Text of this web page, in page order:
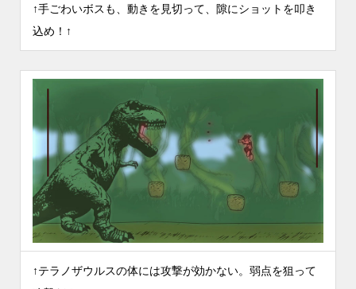
↑手ごわいボスも、動きを見切って、隙にショットを叩き
込め！↑
↑テラノザウルスの体には攻撃が効かない。弱点を狙って